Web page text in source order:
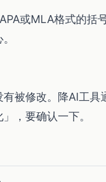
或MLA格式的括
被修改。降AI工具
，要确认一下。